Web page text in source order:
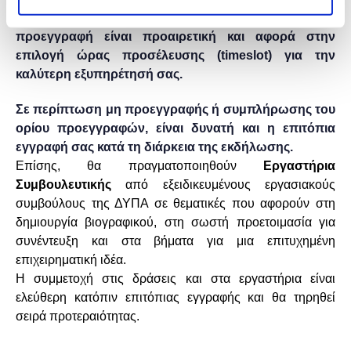
ενδιαφερόμενους πολίτες που αναζητούν εργασία. Η
προεγγραφή είναι προαιρετική και αφορά στην
επιλογή ώρας προσέλευσης (timeslot) για την
καλύτερη εξυπηρέτησή σας.
Σε περίπτωση μη προεγγραφής ή συμπλήρωσης του
ορίου προεγγραφών, είναι δυνατή και η επιτόπια
εγγραφή σας κατά τη διάρκεια της εκδήλωσης.
Επίσης, θα πραγματοποιηθούν
Εργαστήρια
Συμβουλευτικής από εξειδικευμένους εργασιακούς
συμβούλους της ΔΥΠΑ σε θεματικές που αφορούν στη
δημιουργία βιογραφικού, στη σωστή προετοιμασία για
συνέντευξη και στα βήματα για μια επιτυχημένη
επιχειρηματική ιδέα.
Η συμμετοχή στις δράσεις και στα εργαστήρια είναι
ελεύθερη κατόπιν επιτόπιας εγγραφής και θα τηρηθεί
σειρά προτεραιότητας.